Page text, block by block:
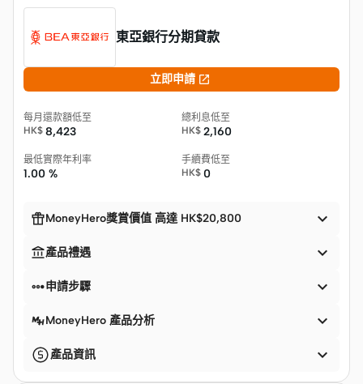
東亞銀行分期貸款
立即申請 
每月還款額低至
HK$ 8,423
總利息低至
HK$ 2,160
最低實際年利率
1.00 %
手續費低至
HK$ 0
MoneyHero獎賞價值 高達 HK$20,800 
產品禮遇 
申請步驟 
MoneyHero 產品分析 
產品資訊 